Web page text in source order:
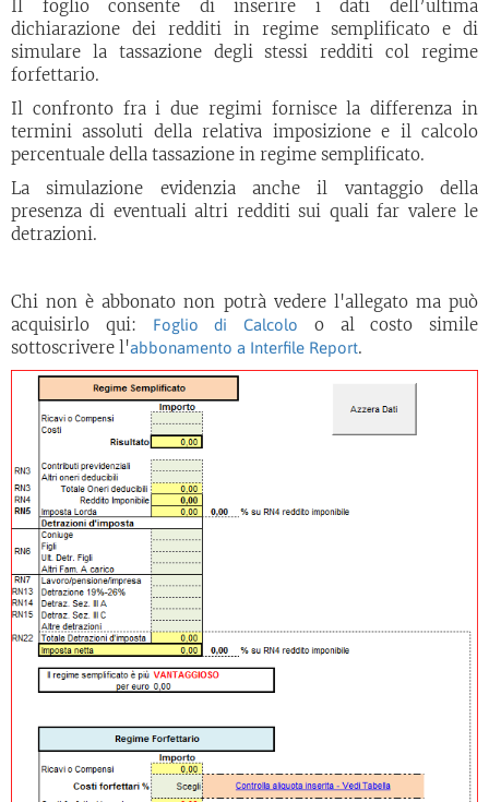
Il foglio consente di inserire i dati dell’ultima
dichiarazione dei redditi in regime semplificato e di
simulare la tassazione degli stessi redditi col regime
forfettario.
Il confronto fra i due regimi fornisce la differenza in
termini assoluti della relativa imposizione e il calcolo
percentuale della tassazione in regime semplificato.
La simulazione evidenzia anche il vantaggio della
presenza di eventuali altri redditi sui quali far valere le
detrazioni.
Chi non è abbonato non potrà vedere l'allegato ma può
acquisirlo qui:
Foglio di Calcolo
o al costo simile
sottoscrivere l'abbonamento a Interfile Report.